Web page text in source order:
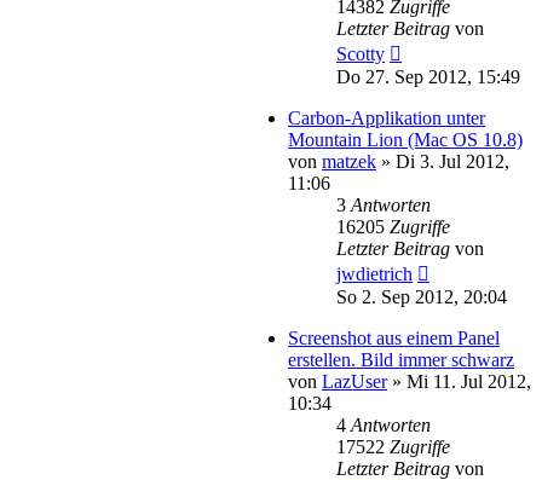
14382 Zugriffe
Letzter Beitrag von
Scotty
Do 27. Sep 2012, 15:49
Carbon-Applikation unter
Mountain Lion (Mac OS 10.8)
von matzek » Di 3. Jul 2012,
11:06
3 Antworten
16205 Zugriffe
Letzter Beitrag von
jwdietrich
So 2. Sep 2012, 20:04
Screenshot aus einem Panel
erstellen. Bild immer schwarz
von LazUser» Mi 11. Jul 2012,
10:34
4 Antworten
17522 Zugriffe
Letzter Beitrag von